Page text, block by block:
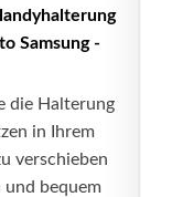
Samsung -
die Halterung
in Ihrem
verschieben
und bequem